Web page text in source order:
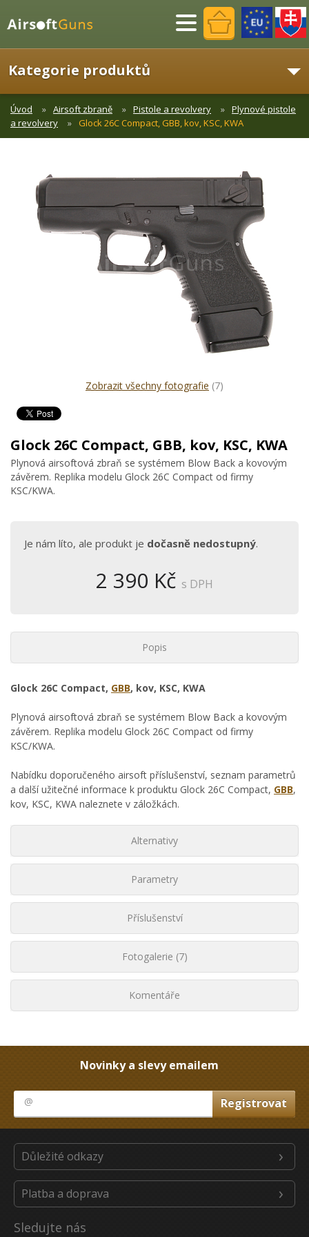
Menu
Kategorie produktů
Úvod Airsoft zbraně Pistole a revolvery
Plynové pistole
a revolvery
Glock 26C Compact, GBB, kov, KSC, KWA
Zobrazit všechny fotografie (7)
Glock 26C Compact, GBB, kov, KSC, KWA
Plynová airsoftová zbraň se systémem Blow Back a kovovým
závěrem. Replika modelu Glock 26C Compact od firmy
KSC/KWA.
Je nám líto, ale produkt je dočasně nedostupný.
2 390 Kč s DPH
Popis
Glock 26C Compact, GBB, kov, KSC, KWA
Plynová airsoftová zbraň se systémem Blow Back a kovovým
závěrem. Replika modelu Glock 26C Compact od firmy
KSC/KWA.
Nabídku doporučeného airsoft příslušenství, seznam parametrů
a další užitečné informace k produktu Glock 26C Compact, GBB,
kov, KSC, KWA naleznete v záložkách.
Alternativy
Parametry
Příslušenství
Fotogalerie (7)
Komentáře
Novinky a slevy emailem
Důležité odkazy
Platba a doprava
Sledujte nás